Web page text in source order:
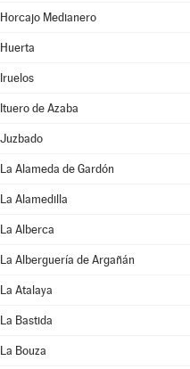
Horcajo Medianero
Huerta
Iruelos
Ituero de Azaba
Juzbado
La Alameda de Gardón
La Alamedilla
La Alberca
La Alberguería de Argañán
La Atalaya
La Bastida
La Bouza